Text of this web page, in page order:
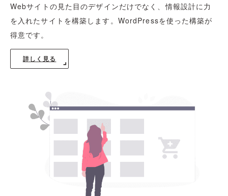
Webサイトの見た目のデザインだけでなく、情報設計に力
を入れたサイトを構築します。WordPressを使った構築が
得意です。
詳しく見る